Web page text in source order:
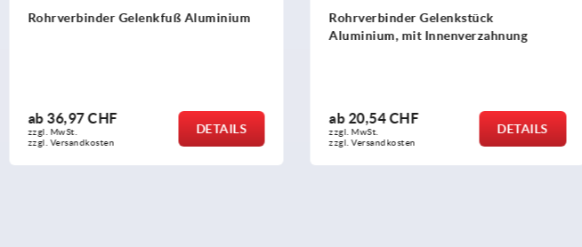
Rohrverbinder Gelenkstück
ab20,54 CHF
zzgl. MwSt.
zzgl. Versandkosten
DETAILS
Rohrverbinder Gelenkstück,
Aluminium, T-Stück, mit
ab19,43 CHF
zzgl. MwSt.
zzgl. Versandkosten
DETAILS